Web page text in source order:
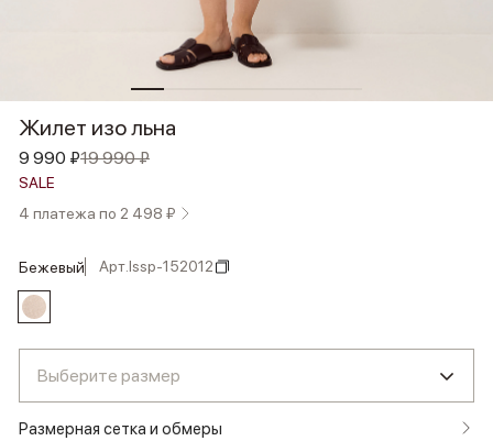
Жилет изо льна
9 990 ₽19 990 ₽
SALE
4 платежа по 2 498 ₽
бежевый Арт.lssp-152012
Выберите размер
Размерная сетка и обмеры